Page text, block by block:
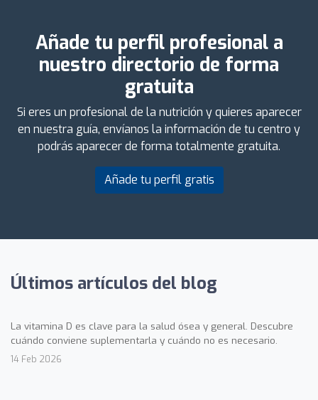
Añade tu perfil profesional a
nuestro directorio de forma
gratuita
Si eres un profesional de la nutrición y quieres aparecer
en nuestra guía, envíanos la información de tu centro y
podrás aparecer de forma totalmente gratuita.
Añade tu perfil gratis
Últimos artículos del blog
La vitamina D es clave para la salud ósea y general. Descubre
cuándo conviene suplementarla y cuándo no es necesario.
14 Feb 2026